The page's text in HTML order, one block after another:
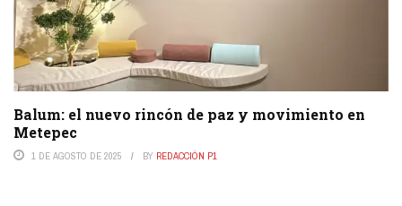
Balum: el nuevo rincón de paz y movimiento en
Metepec
1 DE AGOSTO DE 2025 BY REDACCIÓN P1